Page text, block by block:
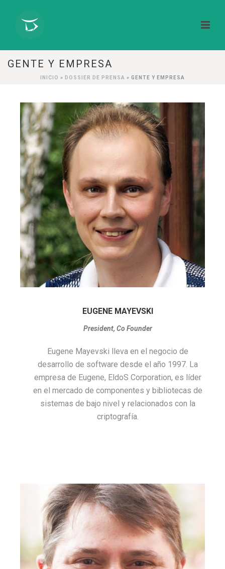
GENTE Y EMPRESA
INICIO » DOSSIER DE PRENSA » GENTE Y EMPRESA
EUGENE MAYEVSKI
President, Co Founder
Eugene Mayevski lleva en el negocio de
desarrollo de software desde el año 1997. La
empresa de Eugene, EldoS Corporation, es líder
en el mercado de componentes y bibliotecas de
sistemas de bajo nivel y relacionados con la
criptografía.